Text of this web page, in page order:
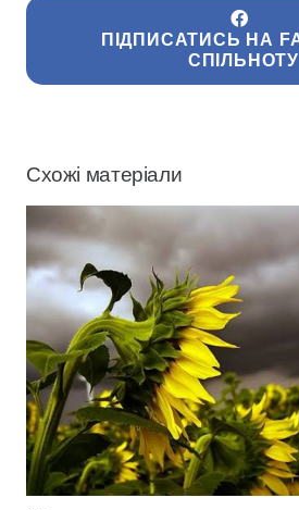
ПІДПИСАТИСЬ НА
СПІЛЬНОТУ
Схожі матеріали